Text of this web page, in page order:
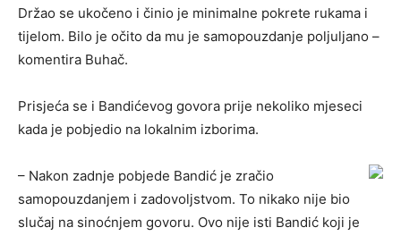
Držao se ukočeno i činio je minimalne pokrete rukama i
tijelom. Bilo je očito da mu je samopouzdanje poljuljano –
komentira Buhač.
Prisjeća se i Bandićevog govora prije nekoliko mjeseci
kada je pobjedio na lokalnim izborima.
– Nakon zadnje pobjede Bandić je zračio
samopouzdanjem i zadovoljstvom. To nikako nije bio
slučaj na sinoćnjem govoru. Ovo nije isti Bandić koji je